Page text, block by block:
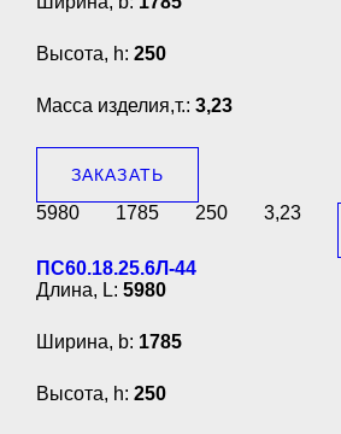
Высота, h: 250
Масса изделия,т.: 3,23
ЗАКАЗАТЬ
5980 1785 250 3,23
ПС60.18.25.6Л-44
Длина, L: 5980
Ширина, b: 1785
Высота, h: 250